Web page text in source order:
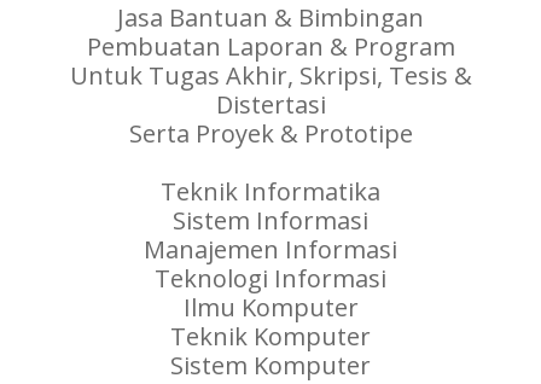
Jasa Bantuan & Bimbingan
Pembuatan Laporan & Program
Untuk Tugas Akhir, Skripsi, Tesis &
Distertasi
Serta Proyek & Prototipe
Teknik Informatika
Sistem Informasi
Manajemen Informasi
Teknologi Informasi
Ilmu Komputer
Teknik Komputer
Sistem Komputer